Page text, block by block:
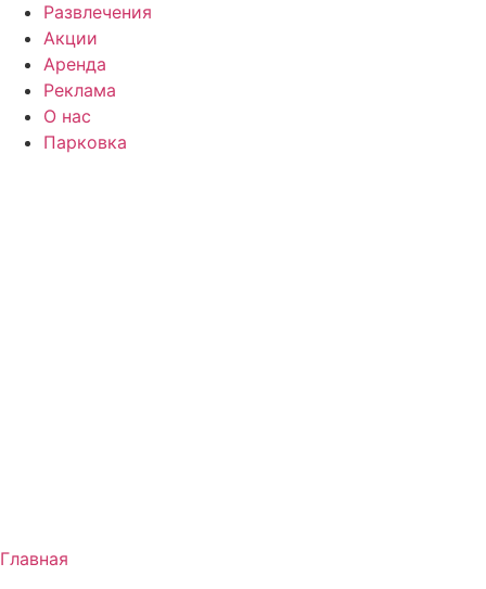
Развлечения
Акции
Аренда
Реклама
О нас
Парковка
Главная